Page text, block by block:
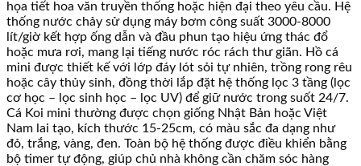
họa tiết hoa văn truyền thống hoặc hiện đại theo yêu cầu. Hệ
thống nước chảy sử dụng máy bơm công suất 3000-8000
lít/giờ kết hợp ống dẫn và đầu phun tạo hiệu ứng thác đổ
hoặc mưa rơi, mang lại tiếng nước róc rách thư giãn. Hồ cá
mini được thiết kế với lớp đáy lót sỏi tự nhiên, trồng rong rêu
hoặc cây thủy sinh, đồng thời lắp đặt hệ thống lọc 3 tầng (lọc
cơ học – lọc sinh học – lọc UV) để giữ nước trong suốt 24/7.
Cá Koi mini thường được chọn giống Nhật Bản hoặc Việt
Nam lai tạo, kích thước 15-25cm, có màu sắc đa dạng như
đỏ, trắng, vàng, đen. Toàn bộ hệ thống được điều khiển bằng
bộ timer tự động, giúp chủ nhà không cần chăm sóc hàng